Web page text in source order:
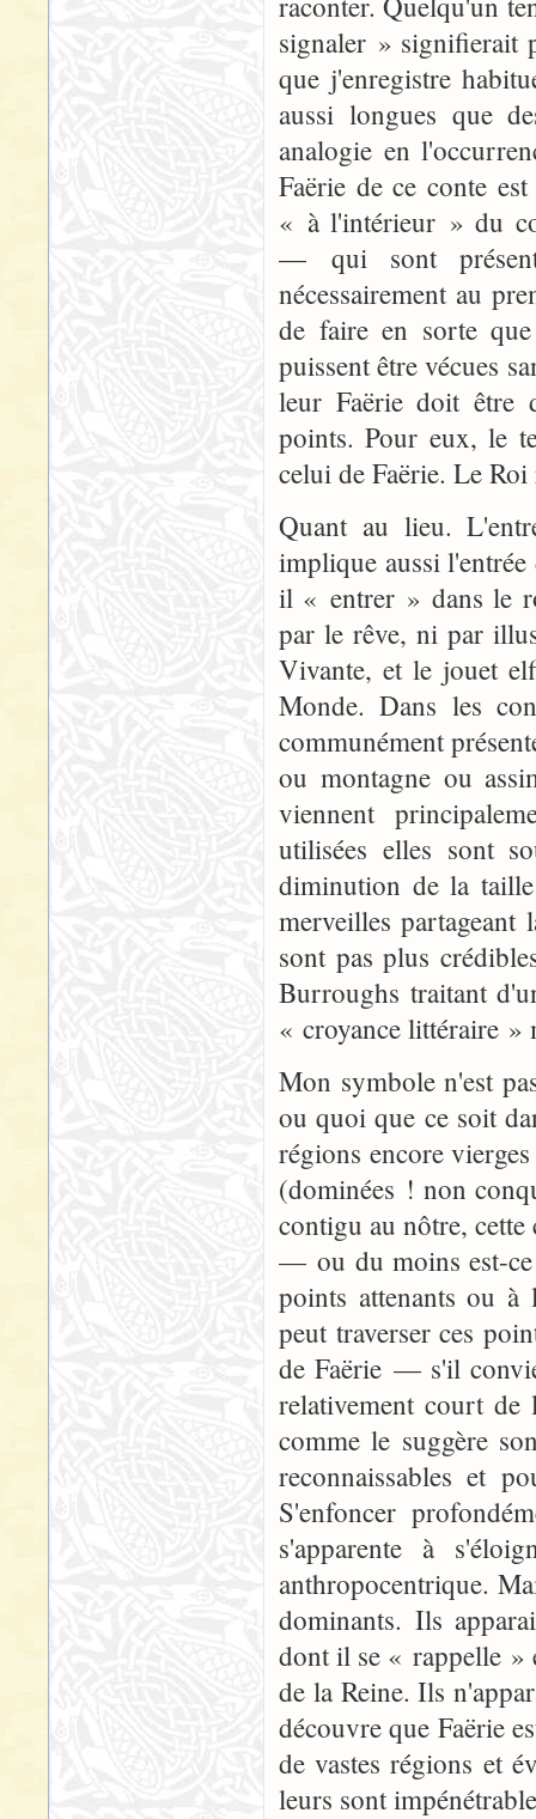
signaler » signifierait
que j'enregistre
aussi longues que
analogie en
Faërie de ce conte
« à l'intérieur » du
— qui sont
nécessairement au
de faire en sorte que
puissent être vécues
leur Faërie doit être
points. Pour eux, le
celui de Faërie. Le
Quant au lieu.
implique aussi
il « entrer » dans le
par le rêve, ni par
Vivante, et le jouet
Monde. Dans les
communément
ou montagne ou
viennent
utilisées elles sont
diminution de la
merveilles
sont pas plus
Burroughs traitant
« croyance littéraire »
Mon symbole n'est
ou quoi que ce soit
régions encore
(dominées ! non
contigu au nôtre,
— ou du moins est-ce
points attenants ou
peut traverser ces
de Faërie — s'il
relativement court de
comme le suggère
reconnaissables et
S'enfoncer
s'apparente à
anthropocentrique.
dominants. Ils
dont il se « rappelle »
de la Reine. Ils
découvre que Faërie
de vastes régions et
leurs sont